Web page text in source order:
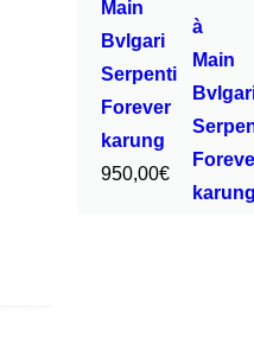
Main
Bvlgari
Serpenti
Forever
karung
950,00€